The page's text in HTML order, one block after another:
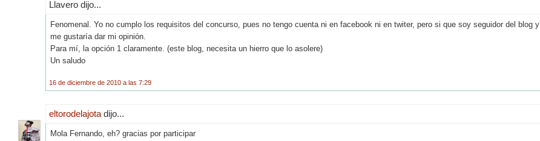
Llavero dijo...
Fenomenal. Yo no cumplo los requisitos del concurso, pues no tengo cuenta ni en facebook ni en twiter, pero si que soy seguidor del blog y
me gustaría dar mi opinión.
Para mí, la opción 1 claramente. (este blog, necesita un hierro que lo asolere)
Un saludo
16 de diciembre de 2010 a las 7:29
eltorodelajota dijo...
Mola Fernando, eh? gracias por participar